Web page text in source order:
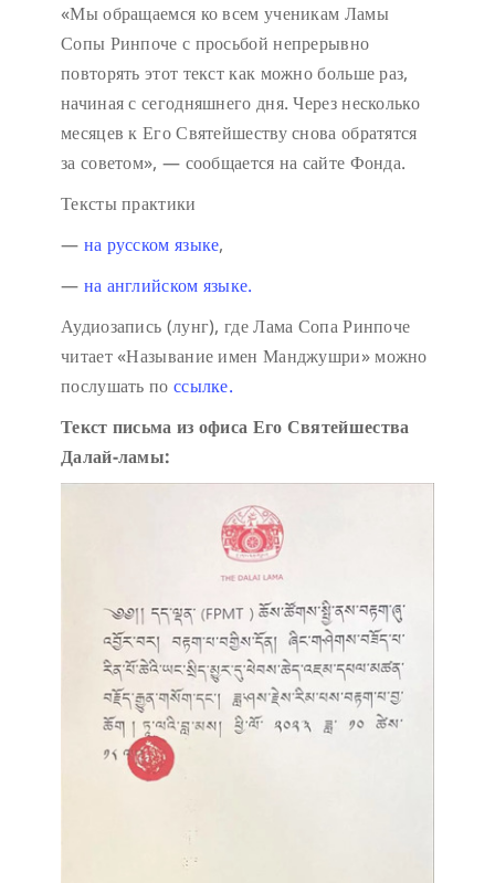
«Мы обращаемся ко всем ученикам Ламы
Сопы Ринпоче с просьбой непрерывно
повторять этот текст как можно больше раз,
начиная с сегодняшнего дня. Через несколько
месяцев к Его Святейшеству снова обратятся
за советом», — сообщается на сайте Фонда.
Тексты практики
— на русском языке,
— на английском языке.
Аудиозапись (лунг), где Лама Сопа Ринпоче
читает «Называние имен Манджушри» можно
послушать по ссылке.
Текст письма из офиса Его Святейшества
Далай-ламы: